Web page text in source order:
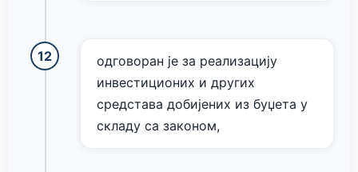
одговоран је за реализацију
инвестиционих и других
средстава добијених из буџета у
складу са законом,